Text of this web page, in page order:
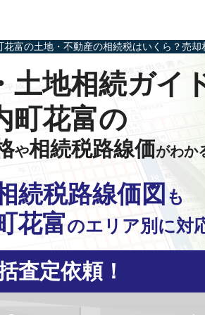
花富の土地・不動産の相続税はいくら？売却
土地相続ガイ
町花富の
や相続税路線価がわか
続税路線価図 も
花富のエリア別に対
査定依頼！